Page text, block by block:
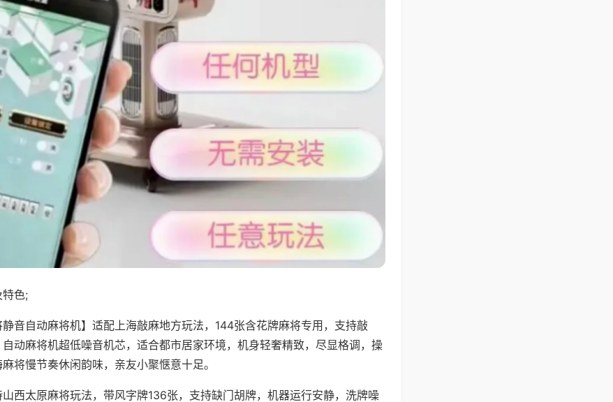
色;
静音自动麻将机】适配上海敲麻地方玩法，144张含花牌麻将专用，支持敲
动麻将机超低噪音机芯，适合都市居家环境，机身轻奢精致，尽显格调，操
将慢节奏休闲韵味，亲友小聚惬意十足。
西太原麻将玩法，带风字牌136张，支持缺门胡牌，机器运行安静，洗牌噪